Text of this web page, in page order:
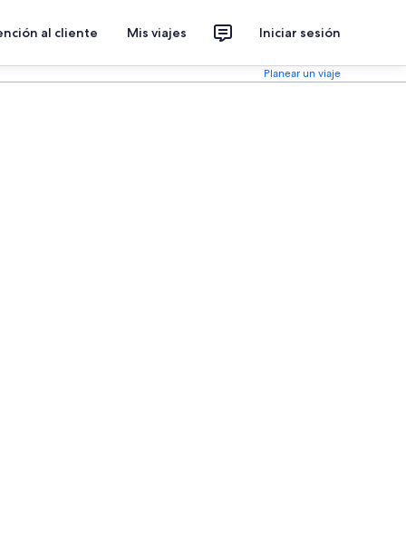
al cliente Mis viajes Iniciar sesión
Planear un viaje